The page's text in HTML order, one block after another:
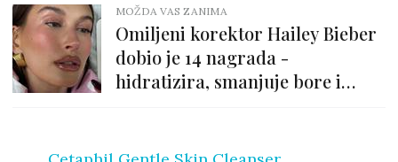
MOŽDA VAS ZANIMA
Omiljeni korektor Hailey Bieber
dobio je 14 nagrada -
hidratizira, smanjuje bore i